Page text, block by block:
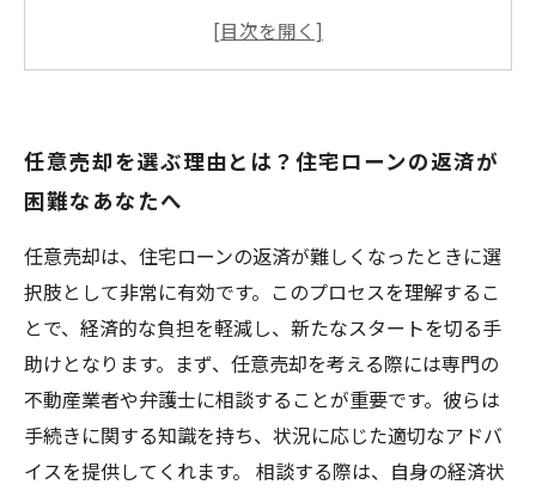
任意売却の流れを理解しよう：手続きと必要な
任意売却の成功に向けたポイントと注意事項
無理なく新たなスタートを切るための準備と心
構え
あなたの未来を切り開く任意売却のメリットを
知る
任意売却を選ぶ理由とは？住宅ローンの返済が
困難なあなたへ
任意売却は、住宅ローンの返済が難しくなったときに選
択肢として非常に有効です。このプロセスを理解するこ
とで、経済的な負担を軽減し、新たなスタートを切る手
助けとなります。まず、任意売却を考える際には専門の
不動産業者や弁護士に相談することが重要です。彼らは
手続きに関する知識を持ち、状況に応じた適切なアドバ
イスを提供してくれます。 相談する際は、自身の経済状